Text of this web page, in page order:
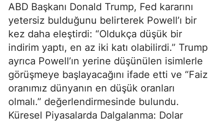
ABD Başkanı Donald Trump, Fed kararını
yetersiz bulduğunu belirterek Powell’ı bir
kez daha eleştirdi: “Oldukça düşük bir
indirim yaptı, en az iki katı olabilirdi.” Trump
ayrıca Powell’ın yerine düşünülen isimlerle
görüşmeye başlayacağını ifade etti ve “Faiz
oranımız dünyanın en düşük oranları
olmalı.” değerlendirmesinde bulundu.
Küresel Piyasalarda Dalgalanma: Dolar